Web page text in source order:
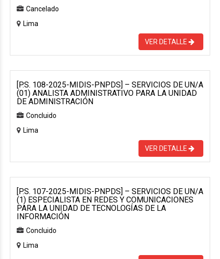
Cancelado
Lima
VER DETALLE
[P.S. 108-2025-MIDIS-PNPDS] – SERVICIOS DE UN/A
(01) ANALISTA ADMINISTRATIVO PARA LA UNIDAD
DE ADMINISTRACIÓN
Concluido
Lima
VER DETALLE
[P.S. 107-2025-MIDIS-PNPDS] – SERVICIOS DE UN/A
(1) ESPECIALISTA EN REDES Y COMUNICACIONES
PARA LA UNIDAD DE TECNOLOGÍAS DE LA
INFORMACIÓN
Concluido
Lima